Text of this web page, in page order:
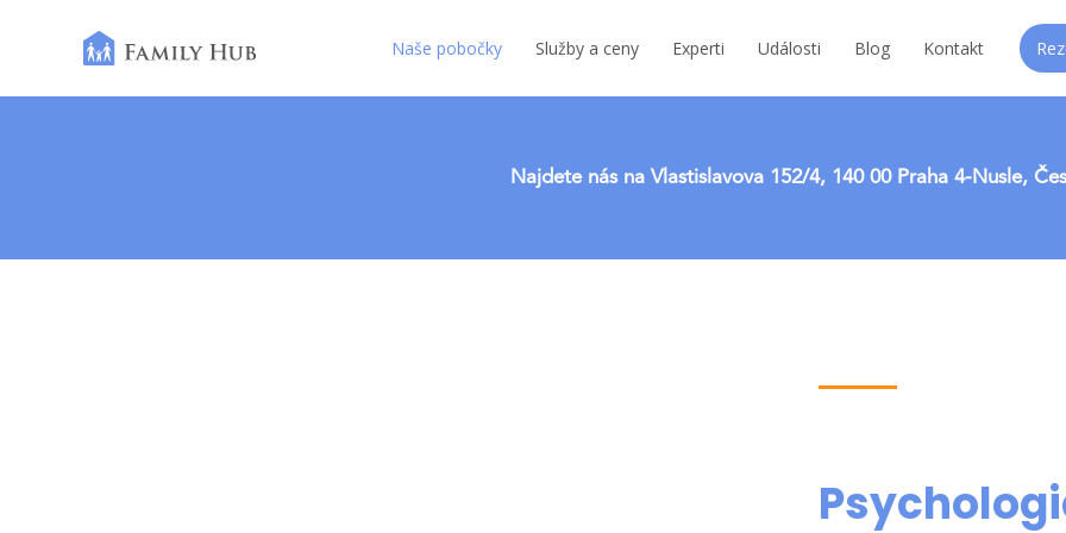
Naše pobočky Služby a ceny Experti Události Blog Kontakt
Najdete nás na Vlastislavova 152/4, 140 00 Praha 4-Nusle,